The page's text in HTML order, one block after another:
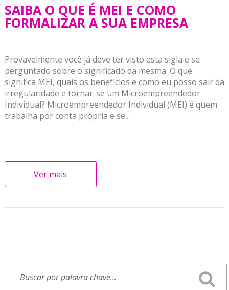
SAIBA O QUE É MEI E COMO
FORMALIZAR A SUA EMPRESA
Provavelmente você já deve ter visto esta sigla e se
perguntado sobre o significado da mesma. O que
significa MEI, quais os benefícios e como eu posso sair da
irregularidade e tornar-se um Microempreendedor
Individual? Microempreendedor Individual (MEI) é quem
trabalha por conta própria e se...
Ver mais